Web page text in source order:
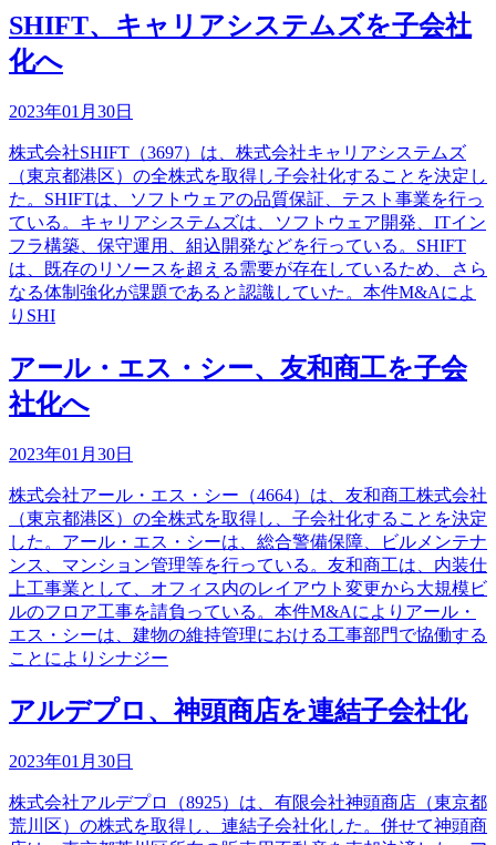
SHIFT、キャリアシステムズを子会社
化へ
2023年01月30日
株式会社SHIFT（3697）は、株式会社キャリアシステムズ
（東京都港区）の全株式を取得し子会社化することを決定し
た。SHIFTは、ソフトウェアの品質保証、テスト事業を行っ
ている。キャリアシステムズは、ソフトウェア開発、ITイン
フラ構築、保守運用、組込開発などを行っている。SHIFT
は、既存のリソースを超える需要が存在しているため、さら
なる体制強化が課題であると認識していた。本件M&Aによ
りSHI
アール・エス・シー、友和商工を子会
社化へ
2023年01月30日
株式会社アール・エス・シー（4664）は、友和商工株式会社
（東京都港区）の全株式を取得し、子会社化することを決定
した。アール・エス・シーは、総合警備保障、ビルメンテナ
ンス、マンション管理等を行っている。友和商工は、内装仕
上工事業として、オフィス内のレイアウト変更から大規模ビ
ルのフロア工事を請負っている。本件M&Aによりアール・
エス・シーは、建物の維持管理における工事部門で協働する
ことによりシナジー
アルデプロ、神頭商店を連結子会社化
2023年01月30日
株式会社アルデプロ（8925）は、有限会社神頭商店（東京都
荒川区）の株式を取得し、連結子会社化した。併せて神頭商